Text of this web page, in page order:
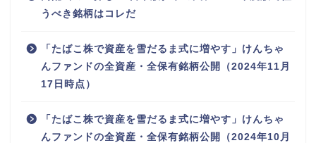
うべき銘柄はコレだ
「たばこ株で資産を雪だるま式に増やす」けんちゃ
んファンドの全資産・全保有銘柄公開（2024年11月
17日時点）
「たばこ株で資産を雪だるま式に増やす」けんちゃ
んファンドの全資産・全保有銘柄公開（2024年10月